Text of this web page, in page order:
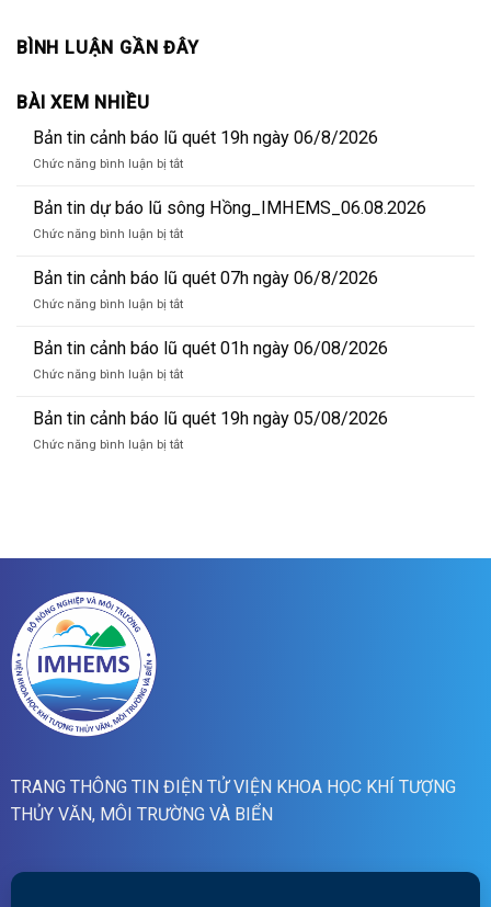
BÌNH LUẬN GẦN ĐÂY
BÀI XEM NHIỀU
Bản tin cảnh báo lũ quét 19h ngày 06/8/2026
Chức năng bình luận bị tắtở
tin
cảnh
báo
quét
19h
06/8/2026
Bản tin dự báo lũ sông Hồng_IMHEMS_06.08.2026
Chức năng bình luận bị tắtở
tin
dự
báo
sông
Hồng_IMHEMS_06.08.2026
Bản tin cảnh báo lũ quét 07h ngày 06/8/2026
Chức năng bình luận bị tắtở
tin
cảnh
báo
quét
07h
Bản tin cảnh báo lũ quét 01h ngày 06/08/2026
Chức năng bình luận bị tắtở
tin
cảnh
báo
Bản tin cảnh báo lũ quét 19h ngày 05/08/2026
Chức năng bình luận bị tắtở
quét
TRANG THÔNG TIN ĐIỆN TỬ VIỆN KHOA HỌC KHÍ TƯỢNG
THỦY VĂN, MÔI TRƯỜNG VÀ BIỂN